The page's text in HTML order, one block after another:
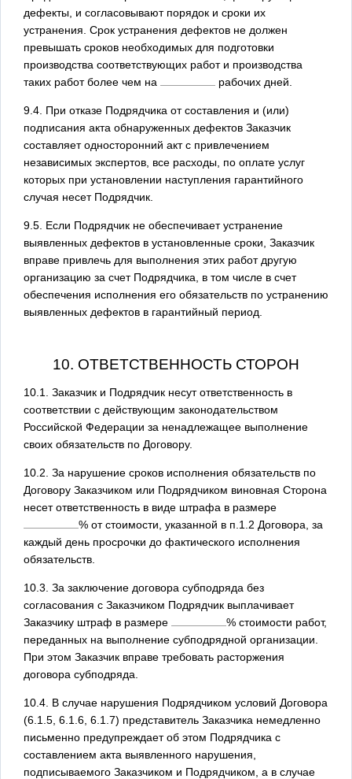
дефекты, и согласовывают порядок и сроки их
устранения. Срок устранения дефектов не должен
превышать сроков необходимых для подготовки
производства соответствующих работ и производства
таких работ более чем на
рабочих дней.
9.4. При отказе Подрядчика от составления и (или)
подписания акта обнаруженных дефектов Заказчик
составляет односторонний акт с привлечением
независимых экспертов, все расходы, по оплате услуг
которых при установлении наступления гарантийного
случая несет Подрядчик.
9.5. Если Подрядчик не обеспечивает устранение
выявленных дефектов в установленные сроки, Заказчик
вправе привлечь для выполнения этих работ другую
организацию за счет Подрядчика, в том числе в счет
обеспечения исполнения его обязательств по устранению
выявленных дефектов в гарантийный период.
10. ОТВЕТСТВЕННОСТЬ СТОРОН
10.1. Заказчик и Подрядчик несут ответственность в
соответствии с действующим законодательством
Российской Федерации за ненадлежащее выполнение
своих обязательств по Договору.
10.2. За нарушение сроков исполнения обязательств по
Договору Заказчиком или Подрядчиком виновная Сторона
несет ответственность в виде штрафа в размере
% от стоимости, указанной в п.1.2 Договора, за
каждый день просрочки до фактического исполнения
обязательств.
10.3. За заключение договора субподряда без
согласования с Заказчиком Подрядчик выплачивает
Заказчику штраф в размере
% стоимости работ,
переданных на выполнение субподрядной организации.
При этом Заказчик вправе требовать расторжения
договора субподряда.
10.4. В случае нарушения Подрядчиком условий Договора
(6.1.5, 6.1.6, 6.1.7) представитель Заказчика немедленно
письменно предупреждает об этом Подрядчика с
составлением акта выявленного нарушения,
подписываемого Заказчиком и Подрядчиком, а в случае